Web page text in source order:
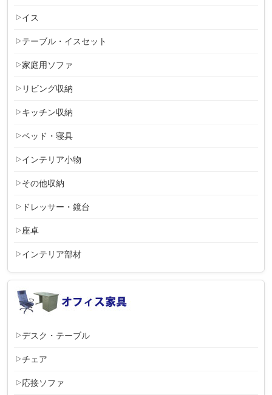
イス
テーブル・イスセット
家庭用ソファ
リビング収納
キッチン収納
ベッド・寝具
インテリア小物
その他収納
ドレッサー・鏡台
座卓
インテリア部材
デスク・テーブル
チェア
応接ソファ